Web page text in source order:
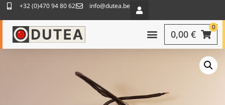
+32 (0)470 94 80 62 info@dutea.be
0
0,00 €